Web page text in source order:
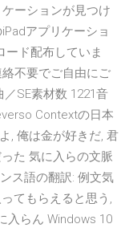
ーションが見つけ
アプリケーショ
ード配布していま
不要でご自由にご
SE素材数 1221音
Contextの日本
, 俺は金が好きだ, 君
た 気に入らの文脈
ス語の翻訳: 例文気
てもらえると思う,
入らん Windows 10